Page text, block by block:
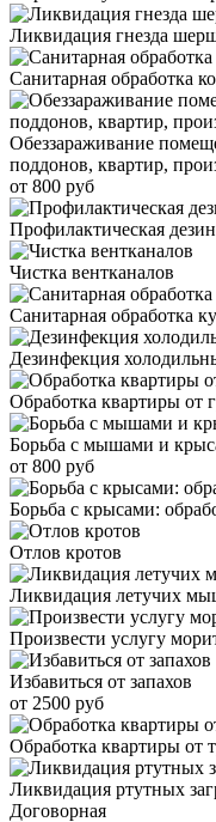
Ликвидация гнезда
Санитарная обработка
Обеззараживание
поддонов, квартир,
от 800 руб
Профилактическая
Чистка вентканалов
Санитарная обработка
Дезинфекция
Обработка квартиры от
Борьба с мышами и
от 800 руб
Борьба с крысами:
Отлов кротов
Ликвидация летучих
Произвести услугу
Избавиться от запахов
от 2500 руб
Обработка квартиры от
Ликвидация ртутных
Договорная